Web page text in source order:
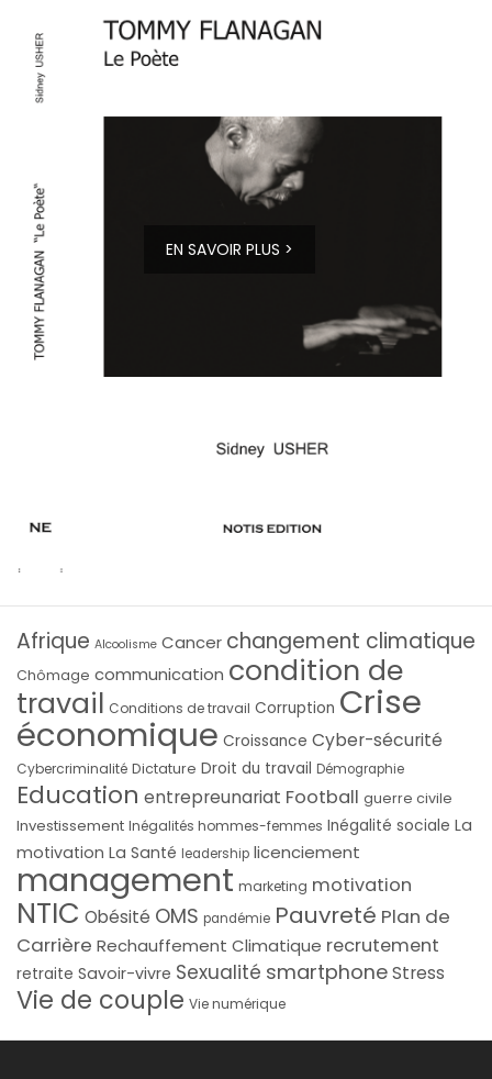
EN SAVOIR PLUS >
Afrique Alcoolisme Cancer changement climatique
Chômage communication condition de
travail Conditions de travail Corruption Crise
économique Croissance Cyber-sécurité
Cybercriminalité Dictature Droit du travail Démographie
Education entrepreunariat Football guerre civile
Investissement Inégalités hommes-femmes Inégalité sociale La
motivation La Santé leadership licenciement
management marketing motivation
NTIC Obésité OMS pandémie Pauvreté Plan de
Carrière Rechauffement Climatique recrutement
retraite Savoir-vivre Sexualité smartphoneStress
Vie de couple Vie numérique